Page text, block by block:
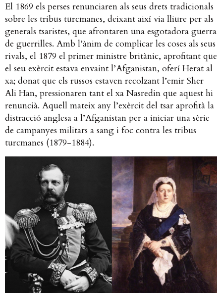
El 1869 els perses renunciaren als seus drets tradicionals
sobre les tribus turcmanes, deixant així via lliure per als
generals tsaristes, que afrontaren una esgotadora guerra
de guerrilles. Amb l’ànim de complicar les coses als seus
rivals, el 1879 el primer ministre britànic, aprofitant que
el seu exèrcit estava envaint l’Afganistan, oferí Herat al
xa; donat que els russos estaven recolzant l’emir Sher
Ali Han, pressionaren tant el xa Nasredin que aquest hi
renuncià. Aquell mateix any l’exèrcit del tsar aprofità la
distracció anglesa a l’Afganistan per a iniciar una sèrie
de campanyes militars a sang i foc contra les tribus
turcmanes (1879-1884).